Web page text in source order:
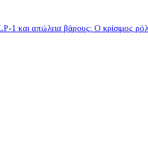
1 και απώλεια βάρους: Ο κρίσιμος